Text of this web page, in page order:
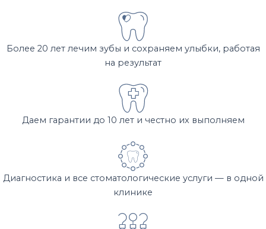
Более 20 лет лечим зубы и сохраняем улыбки, работая
на результат
Даем гарантии до 10 лет и честно их выполняем
Диагностика и все стоматологические услуги — в одной
клинике